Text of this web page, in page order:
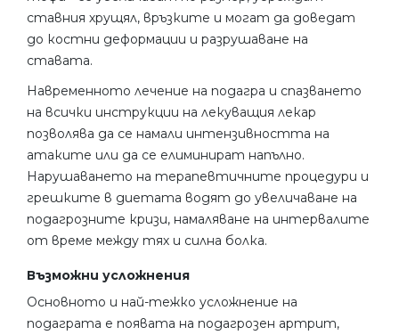
ставния хрущял, връзките и могат да доведат
до костни деформации и разрушаване на
ставата.
Навременното лечение на подагра и спазването
на всички инструкции на лекуващия лекар
позволява да се намали интензивността на
атаките или да се елиминират напълно.
Нарушаването на терапевтичните процедури и
грешките в диетата водят до увеличаване на
подагрозните кризи, намаляване на интервалите
от време между тях и силна болка.
Възможни усложнения
Основното и най-тежко усложнение на
подаграта е появата на подагрозен артрит,